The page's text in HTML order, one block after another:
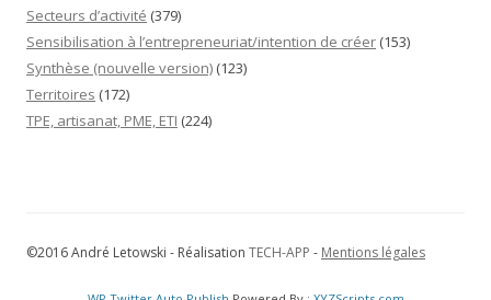
Secteurs d’activité (379)
Sensibilisation à l’entrepreneuriat/intention de créer (153)
Synthèse (nouvelle version) (123)
Territoires (172)
TPE, artisanat, PME, ETI (224)
©2016 André Letowski - Réalisation TECH-APP - Mentions légales